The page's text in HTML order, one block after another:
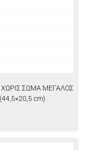
ΣΩΜΑ ΜΕΓΑΛΟΣ
cm)